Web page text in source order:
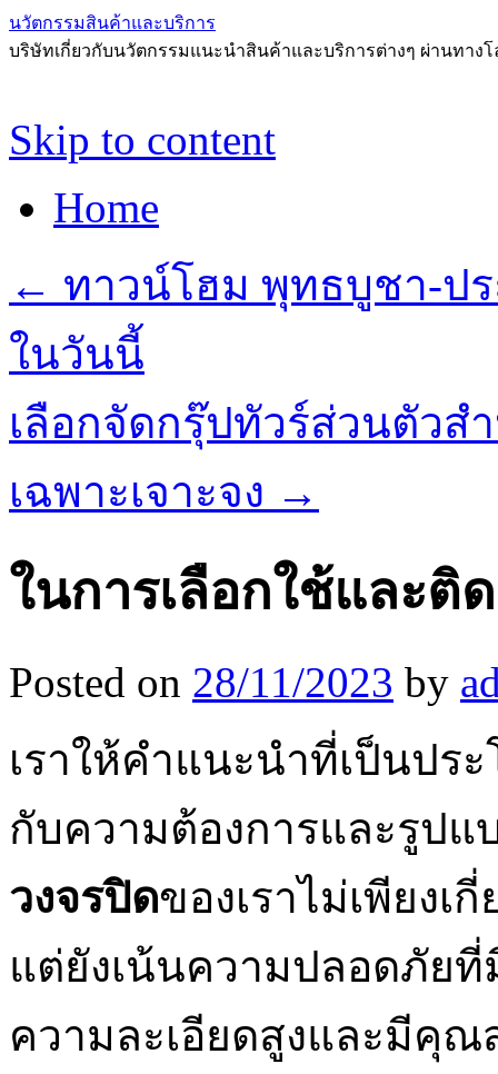
นวัตกรรมสินค้าและบริการ
บริษัทเกี่ยวกับนวัตกรรมแนะนำสินค้าและบริการต่างๆ ผ่านทาง
Skip to content
Home
← ทาวน์โฮม พุทธบูชา-ป
ในวันนี้
เลือกจัดกรุ๊ปทัวร์ส่วนตัวส
เฉพาะเจาะจง →
ในการเลือกใช้และติ
Posted on 28/11/2023 by
เราให้คำแนะนำที่เป็นปร
กับความต้องการและรูป
วงจรปิดของเราไม่เพียงเ
แต่ยังเน้นความปลอดภัย
ความละเอียดสูงและมีคุ